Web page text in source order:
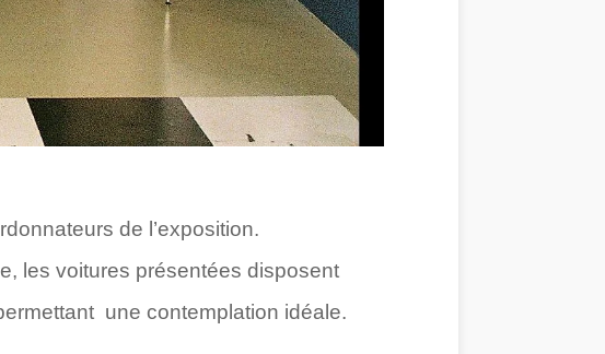
de l’exposition.
les voitures présentées disposent
une contemplation idéale.